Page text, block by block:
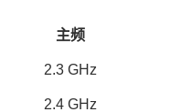
主频
2.3 GHz
2.4 GHz